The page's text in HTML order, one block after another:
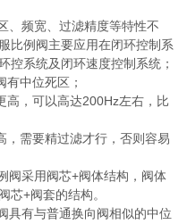
频宽、过滤精度等特性不
比例阀主要应用在闭环控制系
控系统及闭环速度控制系统；
中位死区；
，可以高达200Hz左右，比
需要精过滤才行，否则容易
采用阀芯+阀体结构，阀体
芯+阀套的结构。
有与普通换向阀相似的中位